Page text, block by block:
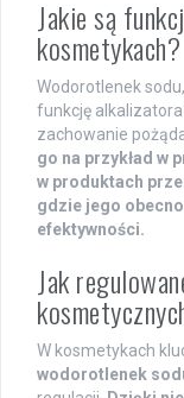
Jakie są
kosmetykach?
Wodorotlenek
funkcję
zachowanie
go na przykład w
w produktach
gdzie jego
efektywności.
Jak
W kosmetykach
wodorotlenek